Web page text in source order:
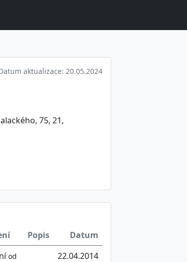
aktualizace: 20.05.2024
75, 21,
Popis
Datum
od
22.04.2014